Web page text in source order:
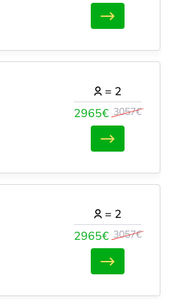
2965€ 3057€
= 2
2965€ 3057€
= 2